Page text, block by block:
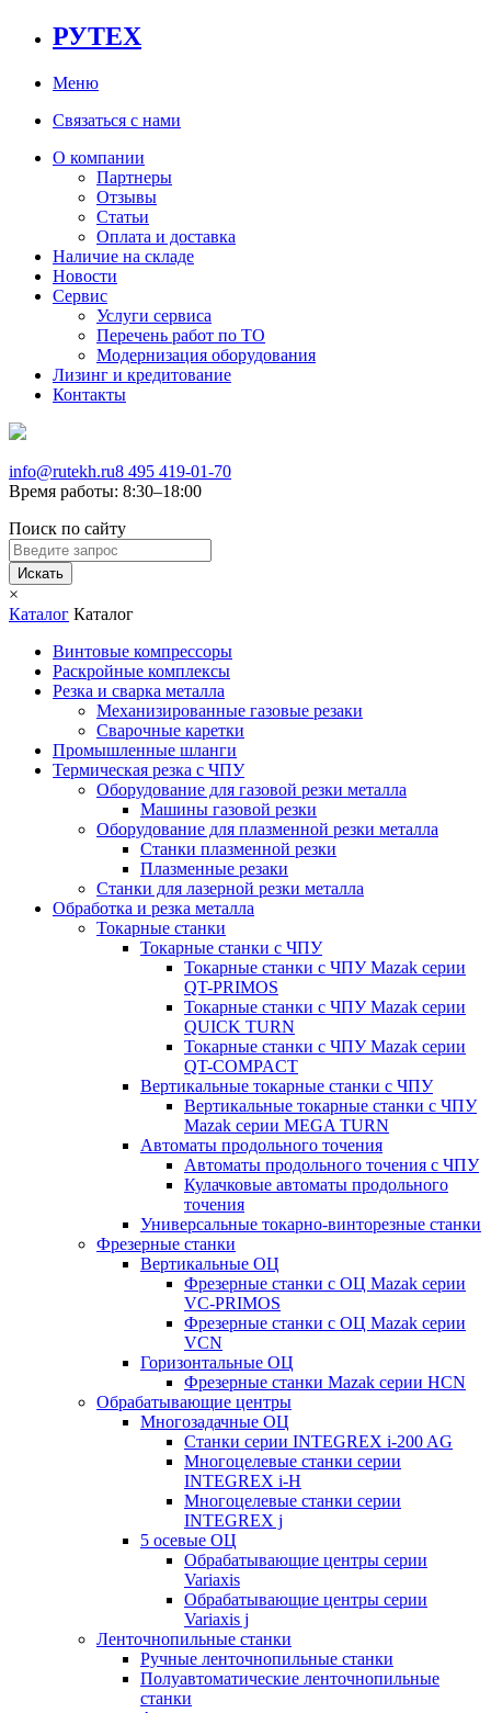
РУТЕХ
Меню
Связаться с нами
О компании
Партнеры
Отзывы
Статьи
Оплата и доставка
Наличие на складе
Новости
Сервис
Услуги сервиса
Перечень работ по ТО
Модернизация оборудования
Лизинг и кредитование
Контакты
info@rutekh.ru8 495 419-01-70
Время работы: 8:30–18:00
Поиск по сайту
Искать
×
Каталог Каталог
Винтовые компрессоры
Раскройные комплексы
Резка и сварка металла
Механизированные газовые резаки
Сварочные каретки
Промышленные шланги
Термическая резка с ЧПУ
Оборудование для газовой резки металла
Машины газовой резки
Оборудование для плазменной резки металла
Станки плазменной резки
Плазменные резаки
Станки для лазерной резки металла
Обработка и резка металла
Токарные станки
Токарные станки с ЧПУ
Токарные станки с ЧПУ Mazak серии
QT-PRIMOS
Токарные станки с ЧПУ Mazak серии
QUICK TURN
Токарные станки с ЧПУ Mazak серии
QT-COMPACT
Вертикальные токарные станки с ЧПУ
Вертикальные токарные станки с ЧПУ
Mazak серии MEGA TURN
Автоматы продольного точения
Автоматы продольного точения с ЧПУ
Кулачковые автоматы продольного
точения
Универсальные токарно-винторезные станки
Фрезерные станки
Вертикальные ОЦ
Фрезерные станки с ОЦ Mazak серии
VC-PRIMOS
Фрезерные станки с ОЦ Mazak серии
VCN
Горизонтальные ОЦ
Фрезерные станки Mazak серии HCN
Обрабатывающие центры
Многозадачные ОЦ
Cтанки серии INTEGREX i-200 AG
Многоцелевые станки серии
INTEGREX i-H
Многоцелевые станки серии
INTEGREX j
5 осевые ОЦ
Обрабатывающие центры серии
Variaxis
Обрабатывающие центры серии
Variaxis j
Ленточнопильные станки
Ручные ленточнопильные станки
Полуавтоматические ленточнопильные
станки